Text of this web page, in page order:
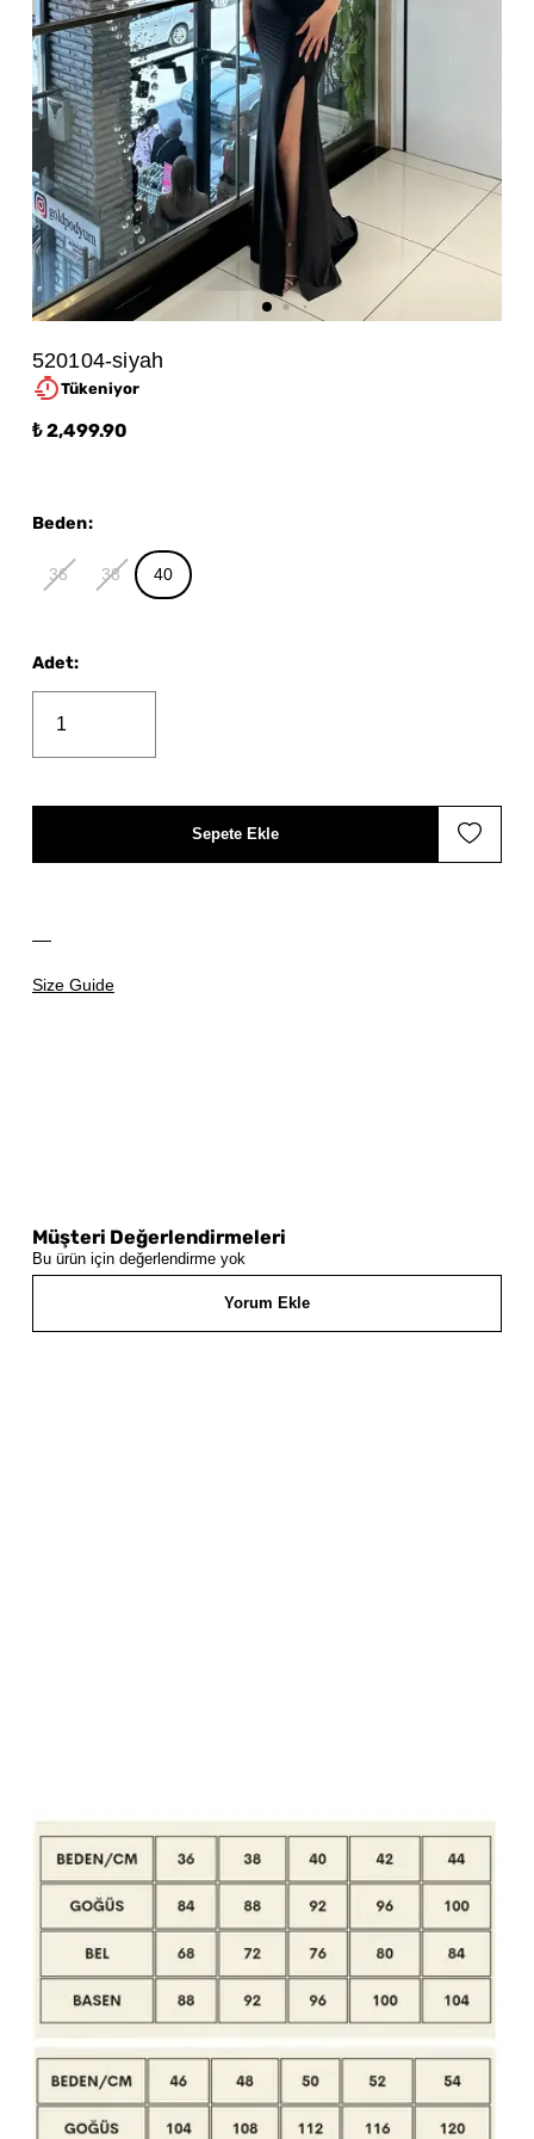
520104-siyah
Tükeniyor
₺ 2,499.90
Size Guide
Beden:
36 38 40
Adet:
Sepete Ekle
Müşteri Değerlendirmeleri
Bu ürün için değerlendirme yok
Yorum Ekle